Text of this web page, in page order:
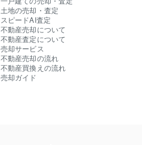
土地の売却・査定
スピードAI査定
不動産売却について
不動産査定について
売却サービス
不動産売却の流れ
不動産買換えの流れ
売却ガイド